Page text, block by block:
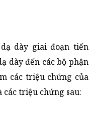
dày giai đoạn tiến
dày đến các bộ phận
các triệu chứng của
các triệu chứng sau: